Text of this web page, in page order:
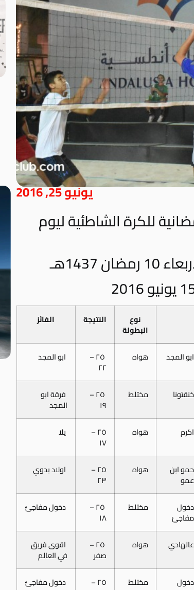
يونيو 25, 2016
للكرة الشاطئية ليوم
1437هـ
نوع
البطولة
النتيجة الفائز
ابو المجد هواه ٢٥ –
٢٢
ابو المجد
خنقتونا مختلط ٢٥ –
١٩
فرقة ابو
المجد
اكرم هواه ٢٥ –
١٧
يلا
حمو ابن
عمو
هواه ٢٥ –
٢٣
اولاد بدوي
دخول
مفاجئ
مختلط ٢٥ –
١٨
دخول مفاجئ
عالهادي هواه ٢٥ –
صفر
اقوى فريق
في العالم
دخول مختلط ٢٥ – دخول مفاجئ